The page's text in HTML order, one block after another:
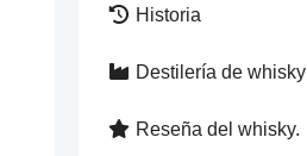
Historia
Destilería de whisky
Reseña del whisky.